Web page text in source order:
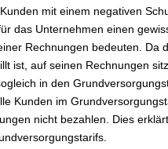
mit einem negativen
das Unternehmen einen
Rechnungen bedeuten. Da
ist, auf seinen Rechnungen
in den
Kunden im
nicht bezahlen. Dies